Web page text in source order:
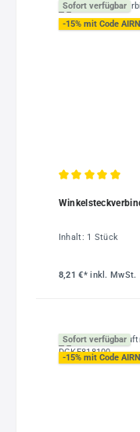
Sofort verfügbar
-15% mit Code
Inhalt: 1 Stück
8,21 €*inkl. MwSt.
Sofort verfügbar
-15% mit Code